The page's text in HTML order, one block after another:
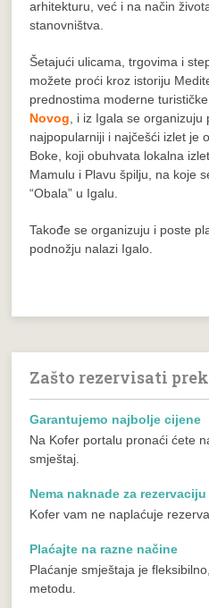
arhitekturu, već i na način
stanovništva.
Šetajući ulicama, trgovima i
možete proći kroz istoriju
prednostima moderne
Novog , i iz Igala se
najpopularniji i najčešći izlet je
Boke, koji obuhvata lokalna
Mamulu i Plavu špilju, na koje
“Obala” u Igalu.
Takođe se organizuju i poste
podnožju nalazi Igalo.
Zašto rezervisati
Garantujemo najbolje cijene
Na Kofer portalu pronaći ćete
smještaj.
Nema naknade za rezervaciju
Kofer vam ne naplaćuje
Plaćajte na razne načine
Plaćanje smještaja je
metodu.